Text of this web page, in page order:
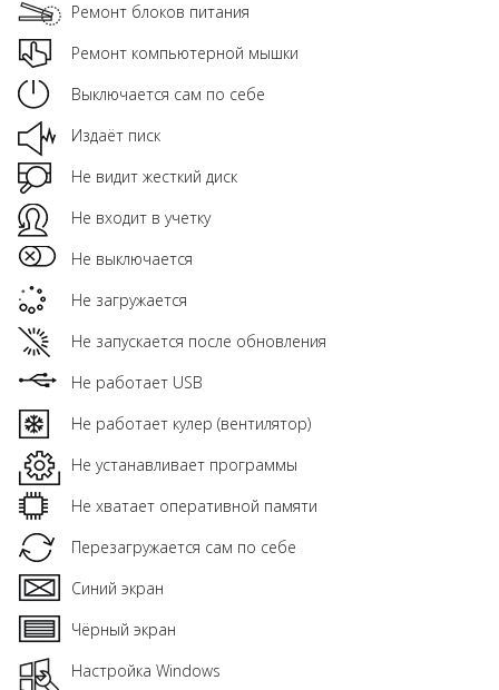
Ремонт блоков питания
Ремонт компьютерной мышки
Выключается сам по себе
Издаёт писк
Не видит жесткий диск
Не входит в учетку
Не выключается
Не загружается
Не запускается после обновления
Не работает USB
Не работает кулер (вентилятор)
Не устанавливает программы
Не хватает оперативной памяти
Перезагружается сам по себе
Синий экран
Чёрный экран
Настройка Windows